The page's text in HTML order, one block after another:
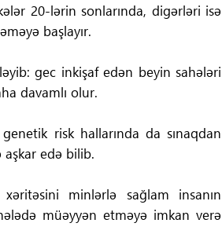
20-lərin sonlarında, digərləri isə
başlayır.
gec inkişaf edən beyin sahələri
davamlı olur.
risk hallarında da sınaqdan
edə bilib.
minlərlə sağlam insanın
müəyyən etməyə imkan verə